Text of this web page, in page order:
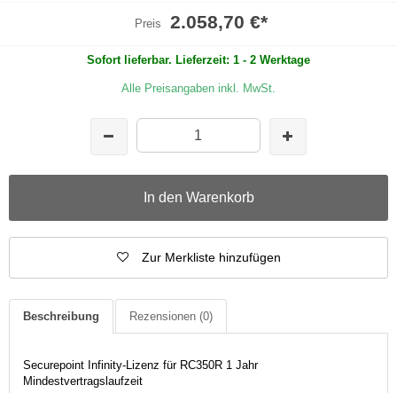
Preis 2.058,70 €*
Sofort lieferbar. Lieferzeit: 1 - 2 Werktage
Alle Preisangaben inkl. MwSt.
In den Warenkorb
Zur Merkliste hinzufügen
Beschreibung Rezensionen (0)
Securepoint Infinity-Lizenz für RC350R 1 Jahr
Mindestvertragslaufzeit